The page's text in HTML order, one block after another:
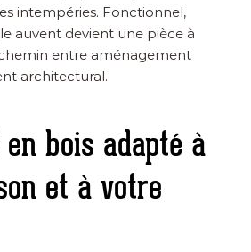
intempéries. Fonctionnel,
auvent devient une pièce à
entre aménagement
architectural.
bois adapté à
et à votre